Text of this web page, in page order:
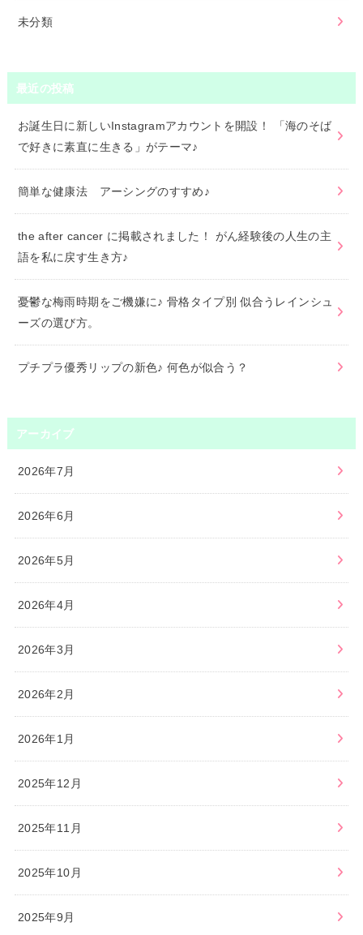
未分類
最近の投稿
お誕生日に新しいInstagramアカウントを開設！ 「海のそば
で好きに素直に生きる」がテーマ♪
簡単な健康法 アーシングのすすめ♪
the after cancer に掲載されました！ がん経験後の人生の主
語を私に戻す生き方♪
憂鬱な梅雨時期をご機嫌に♪ 骨格タイプ別 似合うレインシュ
ーズの選び方。
プチプラ優秀リップの新色♪ 何色が似合う？
アーカイブ
2026年7月
2026年6月
2026年5月
2026年4月
2026年3月
2026年2月
2026年1月
2025年12月
2025年11月
2025年10月
2025年9月